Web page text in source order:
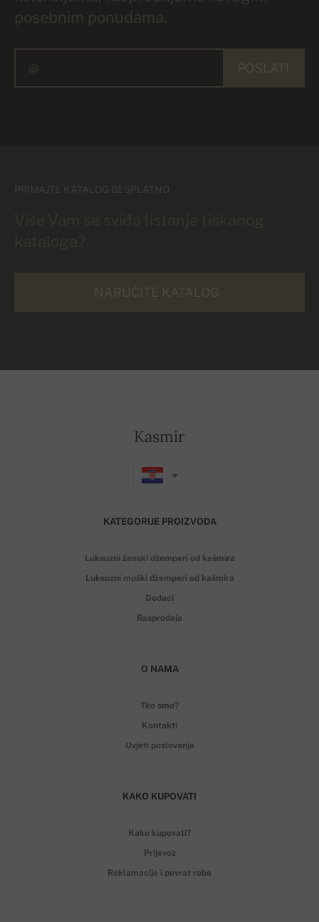
posebnim ponudama.
PRIMAJTE KATALOG BESPLATNO
Kasmir
KATEGORIJE PROIZVODA
Luksuzni ženski džemperi od kašmira
Luksuzni muški džemperi od kašmira
Dodaci
Rasprodaja
O NAMA
Tko smo?
Kontakti
Uvjeti poslovanja
KAKO KUPOVATI
Kako kupovati?
Prijevoz
Reklamacije i povrat robe